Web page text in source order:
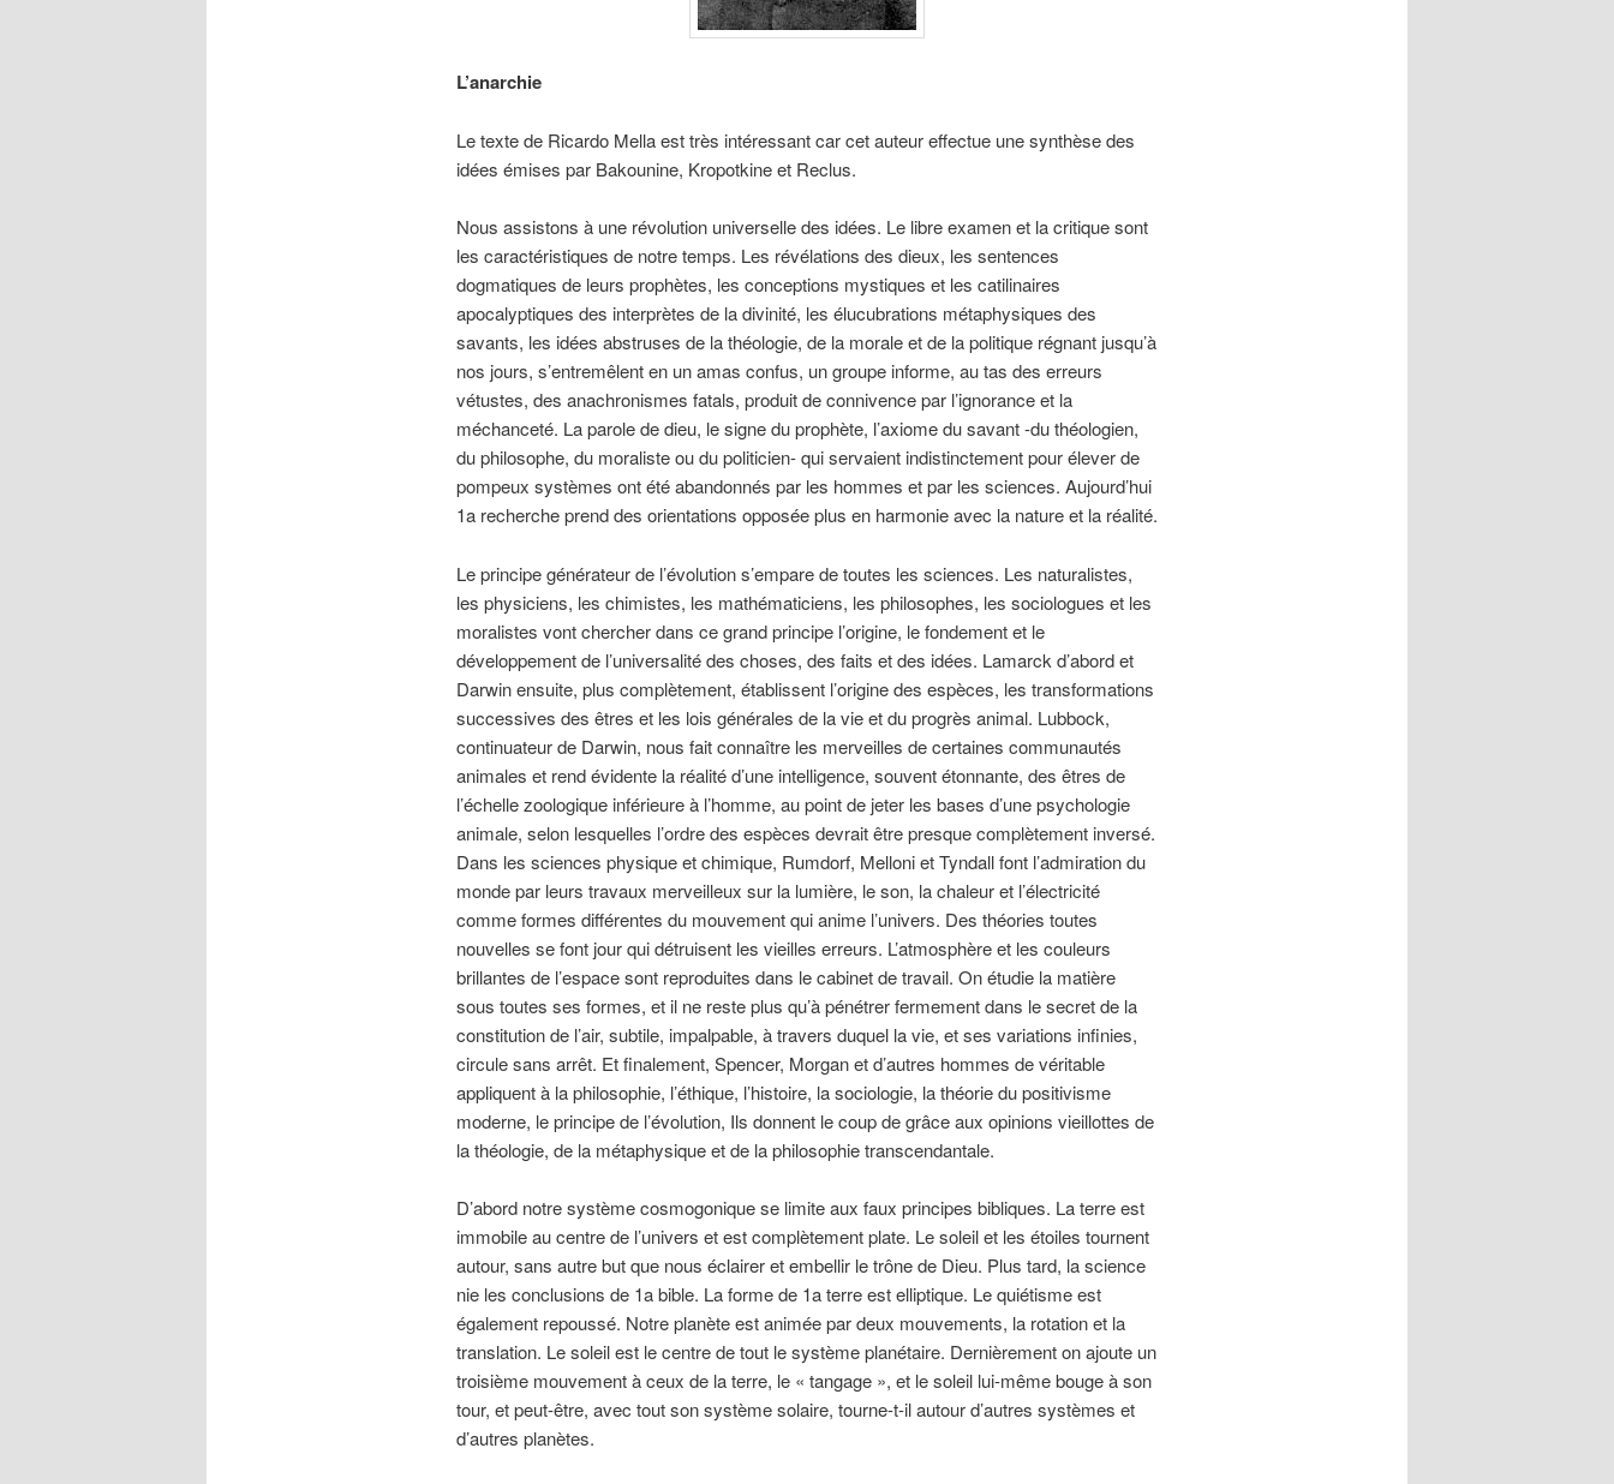
L’anarchie
Le texte de Ricardo Mella est très intéressant car cet auteur effectue une synthèse des
idées émises par Bakounine, Kropotkine et Reclus.
Nous assistons à une révolution universelle des idées. Le libre examen et la critique sont
les caractéristiques de notre temps. Les révélations des dieux, les sentences
dogmatiques de leurs prophètes, les conceptions mystiques et les catilinaires
apocalyptiques des interprètes de la divinité, les élucubrations métaphysiques des
savants, les idées abstruses de la théologie, de la morale et de la politique régnant jusqu’à
nos jours, s’entremêlent en un amas confus, un groupe informe, au tas des erreurs
vétustes, des anachronismes fatals, produit de connivence par l’ignorance et la
méchanceté. La parole de dieu, le signe du prophète, l’axiome du savant -du théologien,
du philosophe, du moraliste ou du politicien- qui servaient indistinctement pour élever de
pompeux systèmes ont été abandonnés par les hommes et par les sciences. Aujourd’hui
1a recherche prend des orientations opposée plus en harmonie avec la nature et la réalité.
Le principe générateur de l’évolution s’empare de toutes les sciences. Les naturalistes,
les physiciens, les chimistes, les mathématiciens, les philosophes, les sociologues et les
moralistes vont chercher dans ce grand principe l’origine, le fondement et le
développement de l’universalité des choses, des faits et des idées. Lamarck d’abord et
Darwin ensuite, plus complètement, établissent l’origine des espèces, les transformations
successives des êtres et les lois générales de la vie et du progrès animal. Lubbock,
continuateur de Darwin, nous fait connaître les merveilles de certaines communautés
animales et rend évidente la réalité d’une intelligence, souvent étonnante, des êtres de
l’échelle zoologique inférieure à l’homme, au point de jeter les bases d’une psychologie
animale, selon lesquelles l’ordre des espèces devrait être presque complètement inversé.
Dans les sciences physique et chimique, Rumdorf, Melloni et Tyndall font l’admiration du
monde par leurs travaux merveilleux sur la lumière, le son, la chaleur et l’électricité
comme formes différentes du mouvement qui anime l’univers. Des théories toutes
nouvelles se font jour qui détruisent les vieilles erreurs. L’atmosphère et les couleurs
brillantes de l’espace sont reproduites dans le cabinet de travail. On étudie la matière
sous toutes ses formes, et il ne reste plus qu’à pénétrer fermement dans le secret de la
constitution de l’air, subtile, impalpable, à travers duquel la vie, et ses variations infinies,
circule sans arrêt. Et finalement, Spencer, Morgan et d’autres hommes de véritable
appliquent à la philosophie, l’éthique, l’histoire, la sociologie, la théorie du positivisme
moderne, le principe de l’évolution, Ils donnent le coup de grâce aux opinions vieillottes de
la théologie, de la métaphysique et de la philosophie transcendantale.
D’abord notre système cosmogonique se limite aux faux principes bibliques. La terre est
immobile au centre de l’univers et est complètement plate. Le soleil et les étoiles tournent
autour, sans autre but que nous éclairer et embellir le trône de Dieu. Plus tard, la science
nie les conclusions de 1a bible. La forme de 1a terre est elliptique. Le quiétisme est
également repoussé. Notre planète est animée par deux mouvements, la rotation et la
translation. Le soleil est le centre de tout le système planétaire. Dernièrement on ajoute un
troisième mouvement à ceux de la terre, le « tangage », et le soleil lui-même bouge à son
tour, et peut-être, avec tout son système solaire, tourne-t-il autour d’autres systèmes et
d’autres planètes.